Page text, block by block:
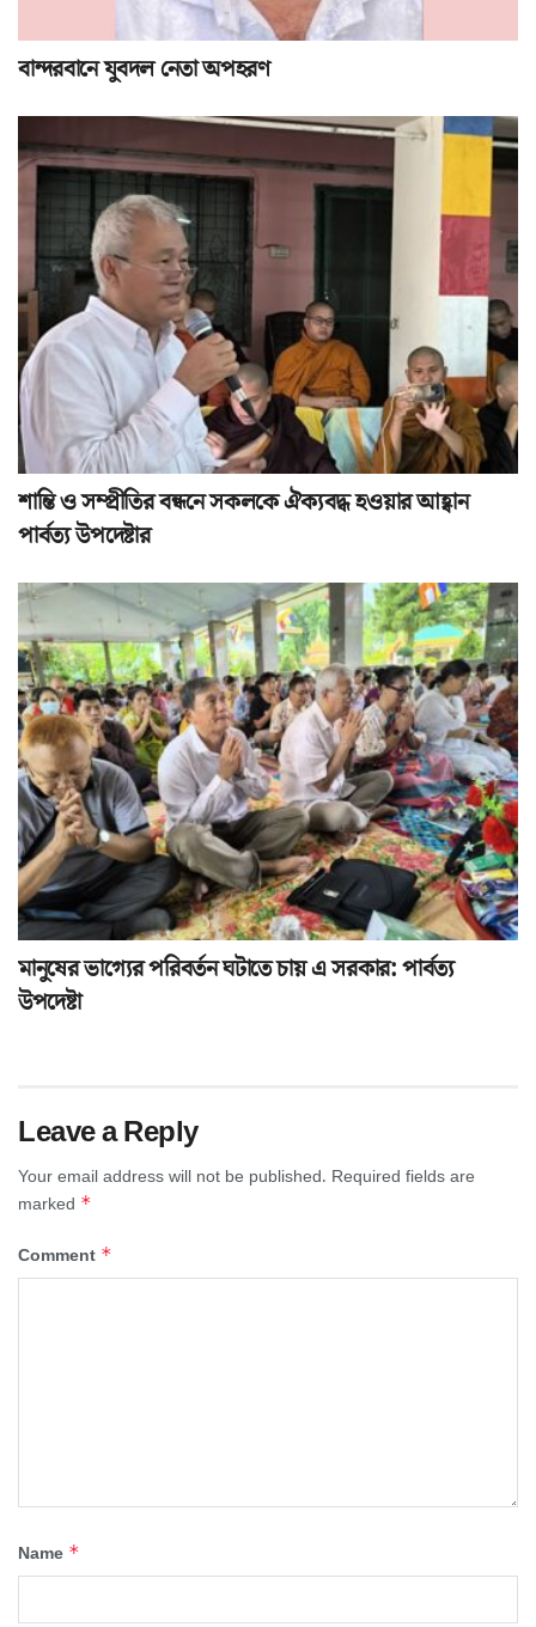
বান্দরবানে যুবদল নেতা অপহরণ
শান্তি ও সম্প্রীতির বন্ধনে সকলকে ঐক্যবদ্ধ হওয়ার আহ্বান
পার্বত্য উপদেষ্টার
মানুষের ভাগ্যের পরিবর্তন ঘটাতে চায় এ সরকার: পার্বত্য
উপদেষ্টা
Leave a Reply
Your email address will not be published. Required fields are
marked *
Comment *
Name *